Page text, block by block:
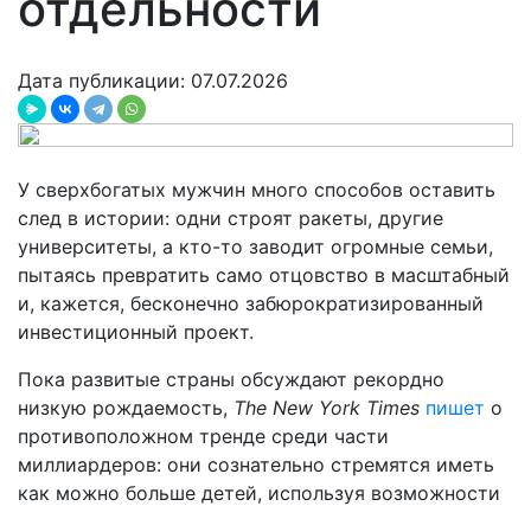
Дата публикации: 07.07.2026
У сверхбогатых мужчин много способов оставить
след в истории: одни строят ракеты, другие
университеты, а кто-то заводит огромные семьи,
пытаясь превратить само отцовство в масштабный
и, кажется, бесконечно забюрократизированный
инвестиционный проект.
Пока развитые страны обсуждают рекордно
низкую рождаемость, The New York Times пишет о
противоположном тренде среди части
миллиардеров: они сознательно стремятся иметь
как можно больше детей, используя возможности